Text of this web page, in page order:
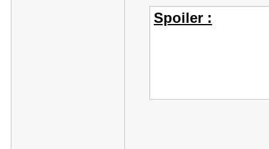
Spoiler :